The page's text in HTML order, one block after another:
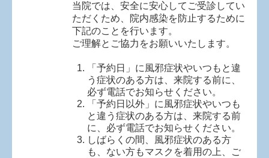
当院では、安全に安心してご受診してい
ただくため、院内感染を防止するために
下記のことを行います。
ご理解とご協力をお願いいたします。
「予約日」に風邪症状やいつもと違
う症状のある方は、来院する前に、
必ず電話でお知らせください。
「予約日以外」に風邪症状やいつも
と違う症状のある方は、来院する前
に、必ず電話でお知らせください。
しばらくの間、風邪症状のある方
も、ない方もマスクを着用の上、ご